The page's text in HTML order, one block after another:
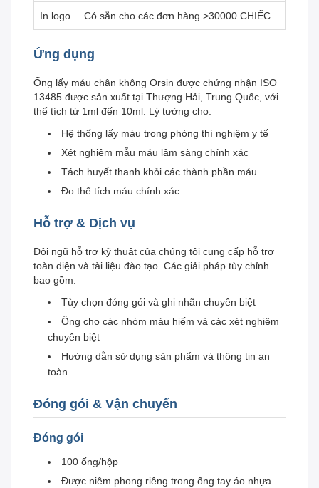
In logo Có sẵn cho các đơn hàng >30000 CHIẾC
Ứng dụng
Ống lấy máu chân không Orsin được chứng nhận ISO
13485 được sản xuất tại Thượng Hải, Trung Quốc, với
thể tích từ 1ml đến 10ml. Lý tưởng cho:
Hệ thống lấy máu trong phòng thí nghiệm y tế
Xét nghiệm mẫu máu lâm sàng chính xác
Tách huyết thanh khỏi các thành phần máu
Đo thể tích máu chính xác
Hỗ trợ & Dịch vụ
Đội ngũ hỗ trợ kỹ thuật của chúng tôi cung cấp hỗ trợ
toàn diện và tài liệu đào tạo. Các giải pháp tùy chỉnh
bao gồm:
Tùy chọn đóng gói và ghi nhãn chuyên biệt
Ống cho các nhóm máu hiếm và các xét nghiệm
chuyên biệt
Hướng dẫn sử dụng sản phẩm và thông tin an
toàn
Đóng gói & Vận chuyển
Đóng gói
100 ống/hộp
Được niêm phong riêng trong ống tay áo nhựa